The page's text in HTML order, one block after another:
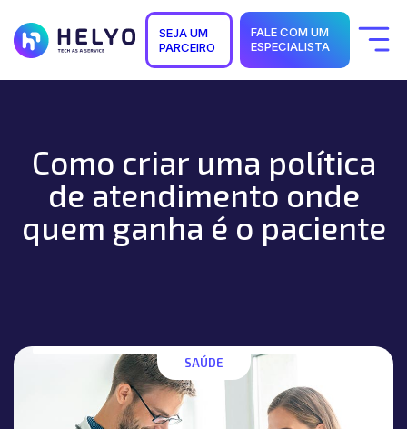
SEJA UM
PARCEIRO
FALE COM UM
ESPECIALISTA
Quem Somos
Blog
Como criar uma política
de atendimento onde
quem ganha é o paciente
SAÚDE